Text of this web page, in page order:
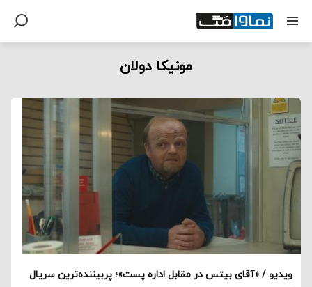
مونیکا دولان
ویدیو / «آقای بیتس در مقابل اداره پست»؛ پربیننده‌ترین سریال